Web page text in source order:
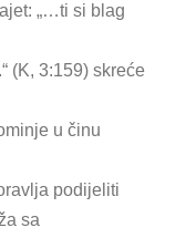
„…ti si blag
(K, 3:159) skreće
u činu
sa